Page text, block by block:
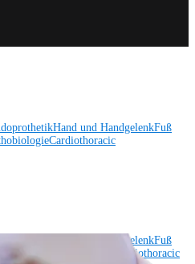
Hand und HandgelenkFuß
Cardiothoracic
Hand und HandgelenkFuß
Herz-Thoraxchirurgie
Cardiothoracic